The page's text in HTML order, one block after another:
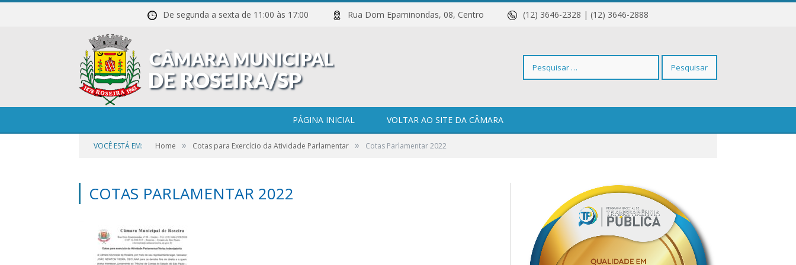
De segunda a sexta de 11:00 às 17:00 Rua Dom Epaminondas, 08, Centro (12) 3646-2328 | (12) 3646-2888
Pesquisar
PÁGINA INICIAL VOLTAR AO SITE DA CÂMARA
VOCÊ ESTÁ EM: Home » Cotas para Exercício da Atividade Parlamentar » Cotas Parlamentar 2022
COTAS PARLAMENTAR 2022